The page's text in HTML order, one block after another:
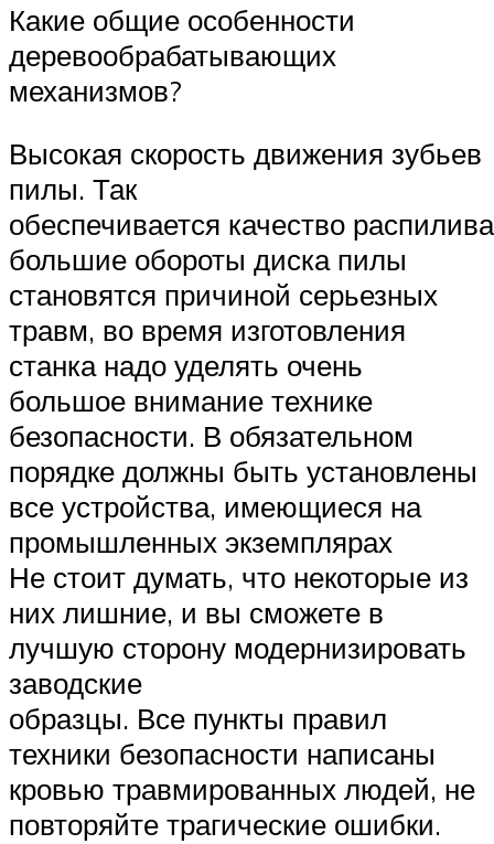
Какие общие особенности
деревообрабатывающих
механизмов?
Высокая скорость движения зубьев
пилы. Так
обеспечивается качество
большие обороты диска пилы
становятся причиной серьезных
травм, во время изготовления
станка надо уделять очень
большое внимание технике
безопасности. В обязательном
порядке должны быть установлены
все устройства, имеющиеся на
промышленных экземплярах
Не стоит думать, что некоторые из
них лишние, и вы сможете в
лучшую сторону модернизировать
заводские
образцы. Все пункты правил
техники безопасности написаны
кровью травмированных людей, не
повторяйте трагические ошибки.